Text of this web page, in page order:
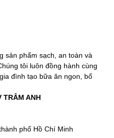
sản phẩm sạch, an toàn và
tôi luôn đồng hành cùng
đình tạo bữa ăn ngon, bổ
TRÂM ANH
phố Hồ Chí Minh